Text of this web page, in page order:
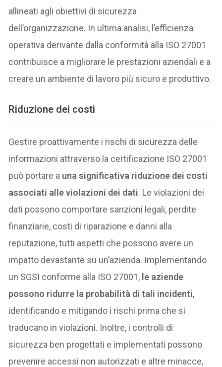
allineati agli obiettivi di sicurezza
dell’organizzazione. In ultima analisi, l’efficienza
operativa derivante dalla conformità alla ISO 27001
contribuisce a migliorare le prestazioni aziendali e a
creare un ambiente di lavoro più sicuro e produttivo.
Riduzione dei costi
Gestire proattivamente i rischi di sicurezza delle
informazioni attraverso la certificazione ISO 27001
può portare a una significativa riduzione dei costi
associati alle violazioni dei dati. Le violazioni dei
dati possono comportare sanzioni legali, perdite
finanziarie, costi di riparazione e danni alla
reputazione, tutti aspetti che possono avere un
impatto devastante su un’azienda. Implementando
un SGSI conforme alla ISO 27001, le aziende
possono ridurre la probabilità di tali incidenti,
identificando e mitigando i rischi prima che si
traducano in violazioni. Inoltre, i controlli di
sicurezza ben progettati e implementati possono
prevenire accessi non autorizzati e altre minacce,